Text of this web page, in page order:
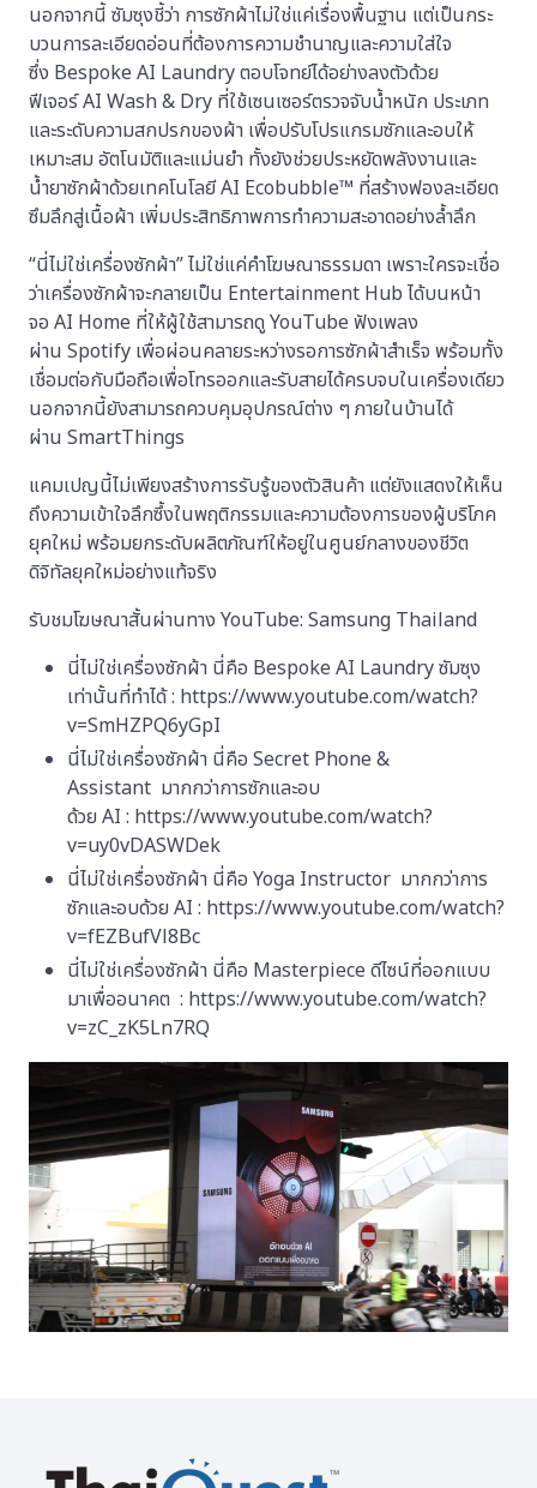
นอกจากนี้ ซัมซุงชี้ว่า การซักผ้าไม่ใช่แค่เรื่องพื้นฐาน แต่เป็นกระ
บวนการละเอียดอ่อนที่ต้องการความชำนาญและความใส่ใจ
ซึ่ง Bespoke AI Laundry ตอบโจทย์ได้อย่างลงตัวด้วย
ฟีเจอร์ AI Wash & Dry ที่ใช้เซนเซอร์ตรวจจับน้ำหนัก ประเภท
และระดับความสกปรกของผ้า เพื่อปรับโปรแกรมซักและอบให้
เหมาะสม อัตโนมัติและแม่นยำ ทั้งยังช่วยประหยัดพลังงานและ
น้ำยาซักผ้าด้วยเทคโนโลยี AI Ecobubble™ ที่สร้างฟองละเอียด
ซึมลึกสู่เนื้อผ้า เพิ่มประสิทธิภาพการทำความสะอาดอย่างล้ำลึก
“นี่ไม่ใช่เครื่องซักผ้า” ไม่ใช่แค่คำโฆษณาธรรมดา เพราะใครจะเชื่อ
ว่าเครื่องซักผ้าจะกลายเป็น Entertainment Hub ได้บนหน้า
จอ AI Home ที่ให้ผู้ใช้สามารถดู YouTube ฟังเพลง
ผ่าน Spotify เพื่อผ่อนคลายระหว่างรอการซักผ้าสำเร็จ พร้อมทั้ง
เชื่อมต่อกับมือถือเพื่อโทรออกและรับสายได้ครบจบในเครื่องเดียว
นอกจากนี้ยังสามารถควบคุมอุปกรณ์ต่าง ๆ ภายในบ้านได้
ผ่าน SmartThings
แคมเปญนี้ไม่เพียงสร้างการรับรู้ของตัวสินค้า แต่ยังแสดงให้เห็น
ถึงความเข้าใจลึกซึ้งในพฤติกรรมและความต้องการของผู้บริโภค
ยุคใหม่ พร้อมยกระดับผลิตภัณฑ์ให้อยู่ในศูนย์กลางของชีวิต
ดิจิทัลยุคใหม่อย่างแท้จริง
รับชมโฆษณาสั้นผ่านทาง YouTube: Samsung Thailand
นี่ไม่ใช่เครื่องซักผ้า นี่คือ Bespoke AI Laundry ซัมซุง
เท่านั้นที่ทำได้ : https://www.youtube.com/watch?
v=SmHZPQ6yGpI
นี่ไม่ใช่เครื่องซักผ้า นี่คือ Secret Phone &
Assistant มากกว่าการซักและอบ
ด้วย AI : https://www.youtube.com/watch?
v=uy0vDASWDek
นี่ไม่ใช่เครื่องซักผ้า นี่คือ Yoga Instructor มากกว่าการ
ซักและอบด้วย AI : https://www.youtube.com/watch?
v=fEZBufVl8Bc
นี่ไม่ใช่เครื่องซักผ้า นี่คือ Masterpiece ดีไซน์ที่ออกแบบ
มาเพื่ออนาคต : https://www.youtube.com/watch?
v=zC_zK5Ln7RQ